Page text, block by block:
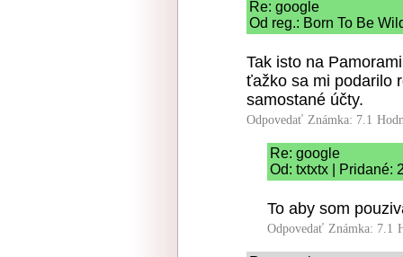
Re: google
Od reg.: Born To Be
Tak isto na
ťažko sa mi podarilo
samostané účty.
Odpovedať Známka: 7.1
Re: google
Od: txtxtx | Pridané:
To aby som
Odpovedať Známka: 7.1